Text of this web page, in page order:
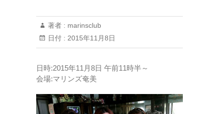
著者 : marinsclub
日付 : 2015年11月8日
日時:2015年11月8日 午前11時半～
会場:マリンズ奄美